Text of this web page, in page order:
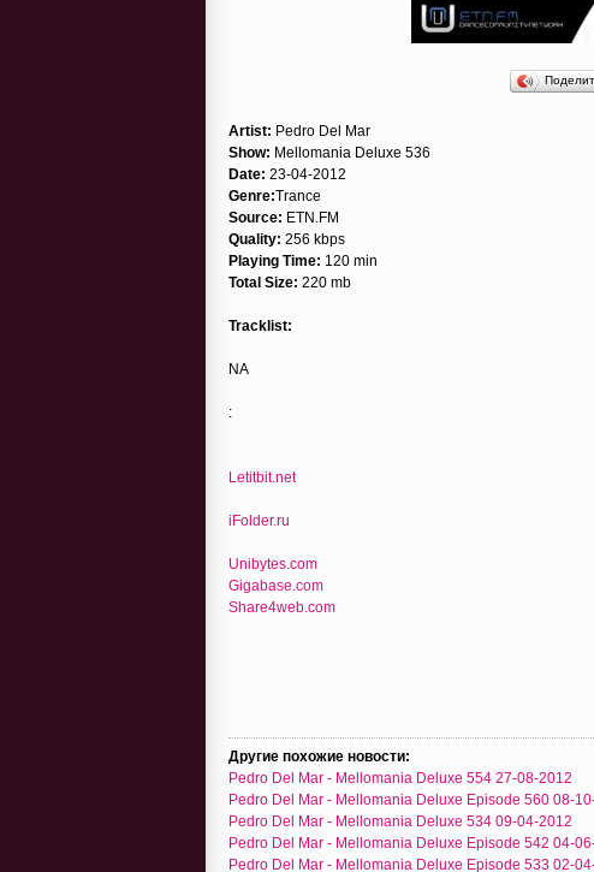
Artist: Pedro Del Mar
Show: Mellomania Deluxe 536
Date: 23-04-2012
Genre:Trance
Source: ETN.FM
Quality: 256 kbps
Playing Time: 120 min
Total Size: 220 mb
Tracklist:
NA
:
Letitbit.net
iFolder.ru
Unibytes.com
Gigabase.com
Share4web.com
Другие похожие новости:
Pedro Del Mar - Mellomania Deluxe 554 27-08-2012
Pedro Del Mar - Mellomania Deluxe Episode 560 08-
Pedro Del Mar - Mellomania Deluxe 534 09-04-2012
Pedro Del Mar - Mellomania Deluxe Episode 542 04-
Pedro Del Mar - Mellomania Deluxe Episode 533 02-